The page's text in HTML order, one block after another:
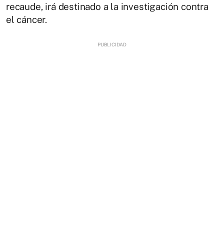
recaude, irá destinado a la investigación contra
el cáncer.